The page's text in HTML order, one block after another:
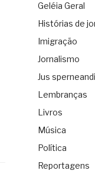
Geléia Geral
Histórias de
Imigração
Jornalismo
Jus sperneandi
Lembranças
Livros
Música
Política
Reportagens